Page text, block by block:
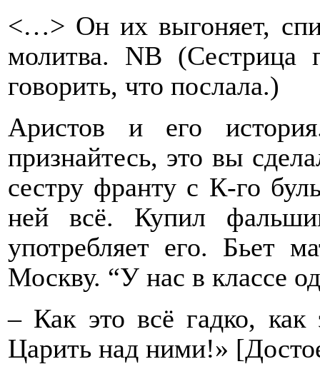
<…> Он их выгоняет,
молитва. NB (Сестрица
говорить, что послала.)
Аристов и его
признайтесь, это вы
сестру франту с К-го
ней всё. Купил
употребляет его. Бьет
Москву. “У нас в классе
– Как это всё гадко,
Царить над ними!»